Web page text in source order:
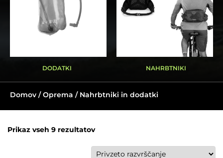
DODATKI NAHRBTNIKI
Domov /Oprema / Nahrbtniki in dodatki
Prikaz vseh 9 rezultatov